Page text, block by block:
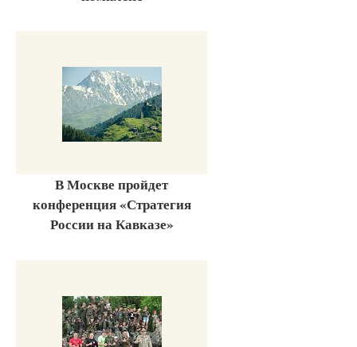
В Москве пройдет
конференция «Стратегия
России на Кавказе»